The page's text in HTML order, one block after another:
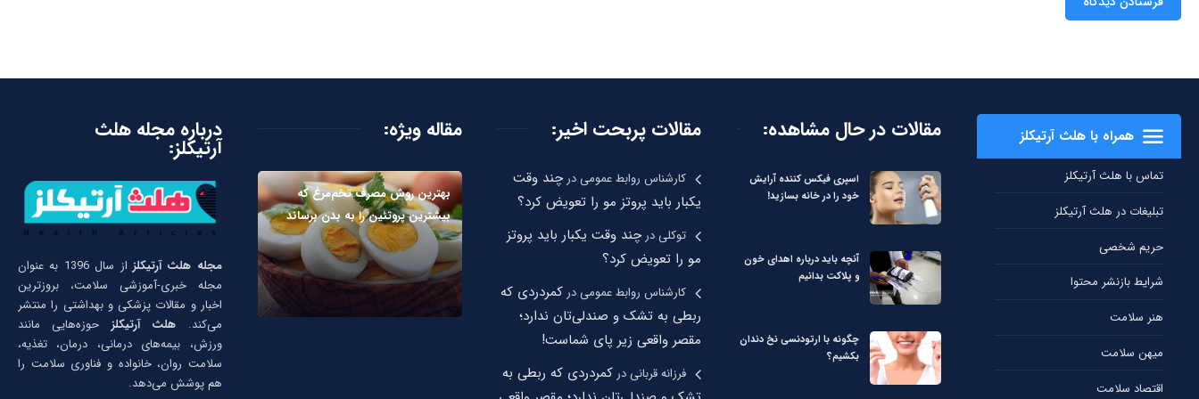
همراه با هلث آرتیکلز
تماس با هلث آرتیکلز
تبلیغات در هلث آرتیکلز
حریم شخصی
شرایط بازنشر محتوا
هنر سلامت
میهن سلامت
اقتصاد سلامت
مقالات در حال مشاهده:
اسپری فیکس کننده آرایش
خود را در خانه بسازید!
آنچه باید درباره اهدای خون
و پلاکت بدانیم
چگونه با ارتودنسی نخ دندان
بکشیم؟
مقالات پربحت اخیر:
کارشناس روابط عمومیدرچند وقت
یکبار باید پروتز مو را تعویض کرد؟
توکلیدرچند وقت یکبار باید پروتز
مو را تعویض کرد؟
کارشناس روابط عمومیدر کمردردی که
ربطی به تشک و صندلی‌تان ندارد؛
مقصر واقعی زیر پای شماست!
فرزانه قربانیدر کمردردی که ربطی به
مقاله ویژه:
بهترین روش مصرف تخم‌مرغ که
بیشترین پروتئین را به بدن برساند
درباره مجله هلث
آرتیکلز:
مجله هلث آرتیکلز
از سال 1396 به عنوان
مجله خبری-آموزشی سلامت، بروزترین
اخبار و مقالات پزشکی و بهداشتی را منتشر
می‌کند. هلث آرتیکلز حوزه‌هایی مانند
ورزش، بیمه‌های درمانی، درمان، تغذیه،
سلامت روان، خانواده و فناوری سلامت را
هم پوشش می‌دهد.